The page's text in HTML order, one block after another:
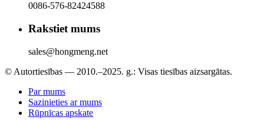
0086-576-82424588
Rakstiet mums
sales@hongmeng.net
© Autortiesības — 2010.–2025. g.: Visas tiesības aizsargātas.
Par mums
Sazinieties ar mums
Rūpnīcas apskate